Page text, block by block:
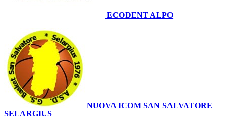
ECODENT ALPO
NUOVA ICOM SAN SALVATORE
SELARGIUS